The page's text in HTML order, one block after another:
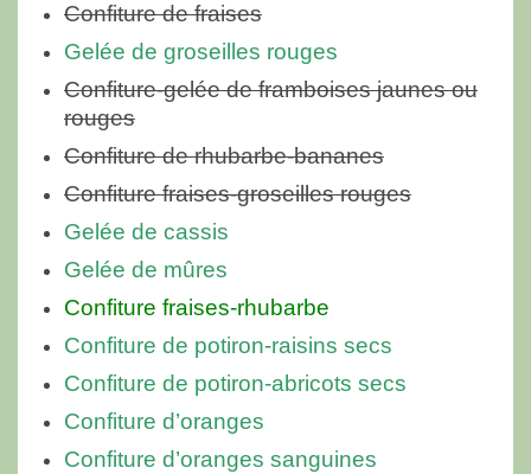
Confiture de fraises
Gelée de groseilles rouges
Confiture-gelée de framboises jaunes ou
rouges
Confiture de rhubarbe-bananes
Confiture fraises-groseilles rouges
Gelée de cassis
Gelée de mûres
Confiture fraises-rhubarbe
Confiture de potiron-raisins secs
Confiture de potiron-abricots secs
Confiture d’oranges
Confiture d’oranges sanguines